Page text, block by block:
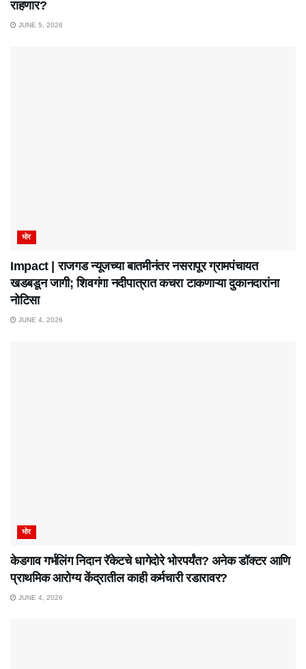
राहणार?
JUNE 5, 2026
भोर
Impact | राजगड न्यूजच्या बातमीनंतर नसरापूर ग्रामपंचायत
खडबडून जागी; शिवगंगा नदीपात्रात कचरा टाकणाऱ्या दुकानदारांना
नोटिसा
JUNE 4, 2026
भोर
केडगाव गर्भलिंग निदान रॅकेटचे धागेदोरे भोरपर्यंत? अनेक डॉक्टर आणि
प्राथमिक आरोग्य केंद्रातील काही कर्मचारी रडारावर?
JUNE 4, 2026